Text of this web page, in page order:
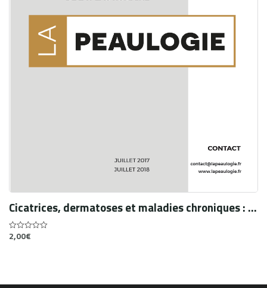
Cicatrices, dermatoses et maladies chroniques : les tatouages comme une stratégie d’adaptation
0
2,00€